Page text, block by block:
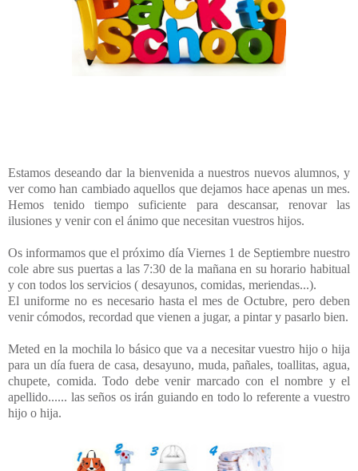
Estamos deseando dar la bienvenida a nuestros nuevos alumnos, y
ver como han cambiado aquellos que dejamos hace apenas un mes.
Hemos tenido tiempo suficiente para descansar, renovar las
ilusiones y venir con el ánimo que necesitan vuestros hijos.
Os informamos que el próximo día Viernes 1 de Septiembre nuestro
cole abre sus puertas a las 7:30 de la mañana en su horario habitual
y con todos los servicios ( desayunos, comidas, meriendas...).
El uniforme no es necesario hasta el mes de Octubre, pero deben
venir cómodos, recordad que vienen a jugar, a pintar y pasarlo bien.
Meted en la mochila lo básico que va a necesitar vuestro hijo o hija
para un día fuera de casa, desayuno, muda, pañales, toallitas, agua,
chupete, comida. Todo debe venir marcado con el nombre y el
apellido...... las seños os irán guiando en todo lo referente a vuestro
hijo o hija.